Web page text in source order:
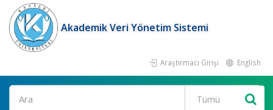
Akademik Veri Yönetim Sistemi
Araştırmacı Girişi English
Ara